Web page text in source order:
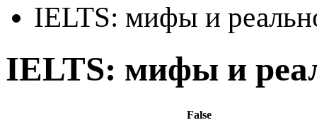
IELTS: мифы и
IELTS: мифы и
False